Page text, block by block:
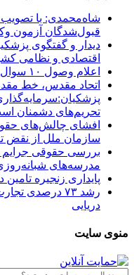
شاه‌محمدی: با تصویب
قبول‌شدگان آزمون وکالت حدود ۱۰
دیدار و گفتگوی
اقتصادی و نظامی
اعلام وصول ۱۰ سوال نمایندگان مجلس از وزرا
اتحاد مقدس، خط
تحریم‌های دشمنان
افشای چالش‌های حقوق
سازمان ملل از نقض
بررسی حقوقی جرایم
مدرسه‌های
پایداری زنجیره
رشد ۷۳ درصدی
دریایی
منوی سایت